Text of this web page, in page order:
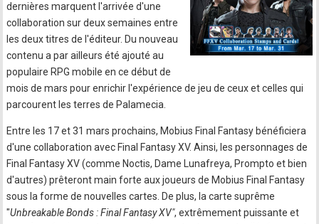
dernières marquent l'arrivée d'une
collaboration sur deux semaines entre
les deux titres de l'éditeur. Du nouveau
contenu a par ailleurs été ajouté au
populaire RPG mobile en ce début de
mois de mars pour enrichir l'expérience de jeu de ceux et celles qui
parcourent les terres de Palamecia.
Entre les 17 et 31 mars prochains, Mobius Final Fantasy bénéficiera
d'une collaboration avec Final Fantasy XV. Ainsi, les personnages de
Final Fantasy XV (comme Noctis, Dame Lunafreya, Prompto et bien
d'autres) prêteront main forte aux joueurs de Mobius Final Fantasy
sous la forme de nouvelles cartes. De plus, la carte suprême
"Unbreakable Bonds : Final Fantasy XV", extrêmement puissante et